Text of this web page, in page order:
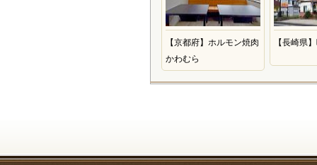
【京都府】ホルモン焼肉
かわむら
【長崎県